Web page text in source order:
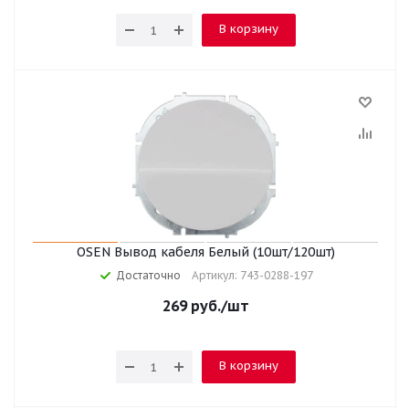
В корзину
OSEN Вывод кабеля Белый (10шт/120шт)
Достаточно Артикул: 743-0288-197
269руб./шт
В корзину